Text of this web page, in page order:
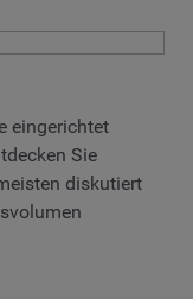
eingerichtet
Sie
diskutiert